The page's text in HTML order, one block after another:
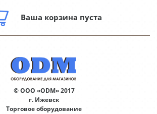
Ваша корзина пуста
© ООО «ODM» 2017
г. Ижевск
Торговое оборудование